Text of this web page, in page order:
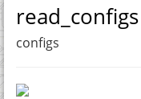
read_configs
configs